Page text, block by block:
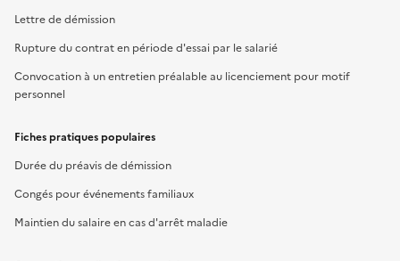
Lettre de démission
Rupture du contrat en période d'essai par le salarié
Convocation à un entretien préalable au licenciement pour motif
personnel
Fiches pratiques populaires
Durée du préavis de démission
Congés pour événements familiaux
Maintien du salaire en cas d'arrêt maladie